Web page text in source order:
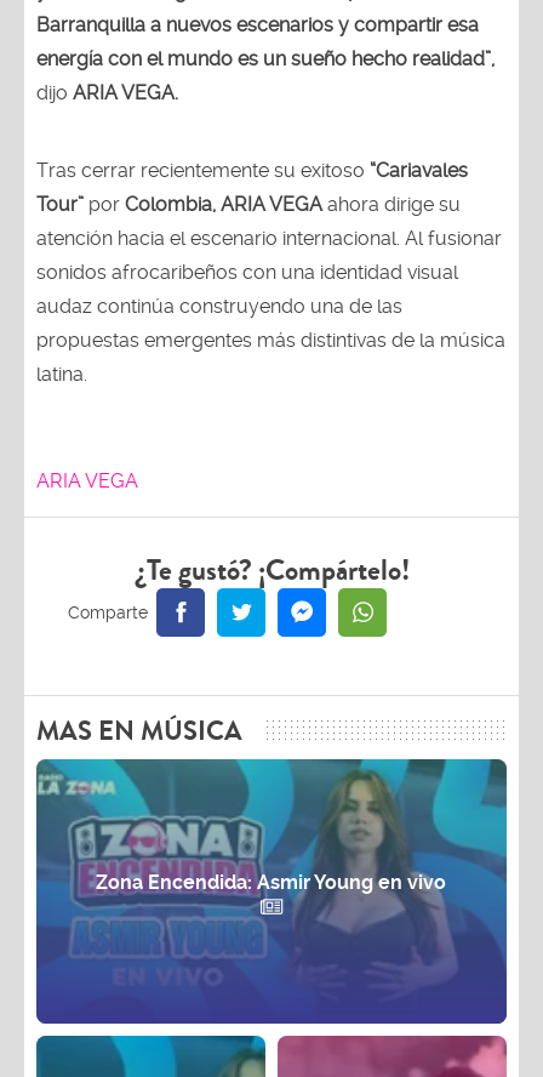
Barranquilla a nuevos escenarios y compartir esa
energía con el mundo es un sueño hecho realidad”,
dijo ARIA VEGA.
Tras cerrar recientemente su exitoso “Cariavales
Tour” por Colombia, ARIA VEGAahora dirige su
atención hacia el escenario internacional. Al fusionar
sonidos afrocaribeños con una identidad visual
audaz continúa construyendo una de las
propuestas emergentes más distintivas de la música
latina.
ARIA VEGA
¿Te gustó? ¡Compártelo!
MAS EN MÚSICA
Zona Encendida: Asmir Young en vivo